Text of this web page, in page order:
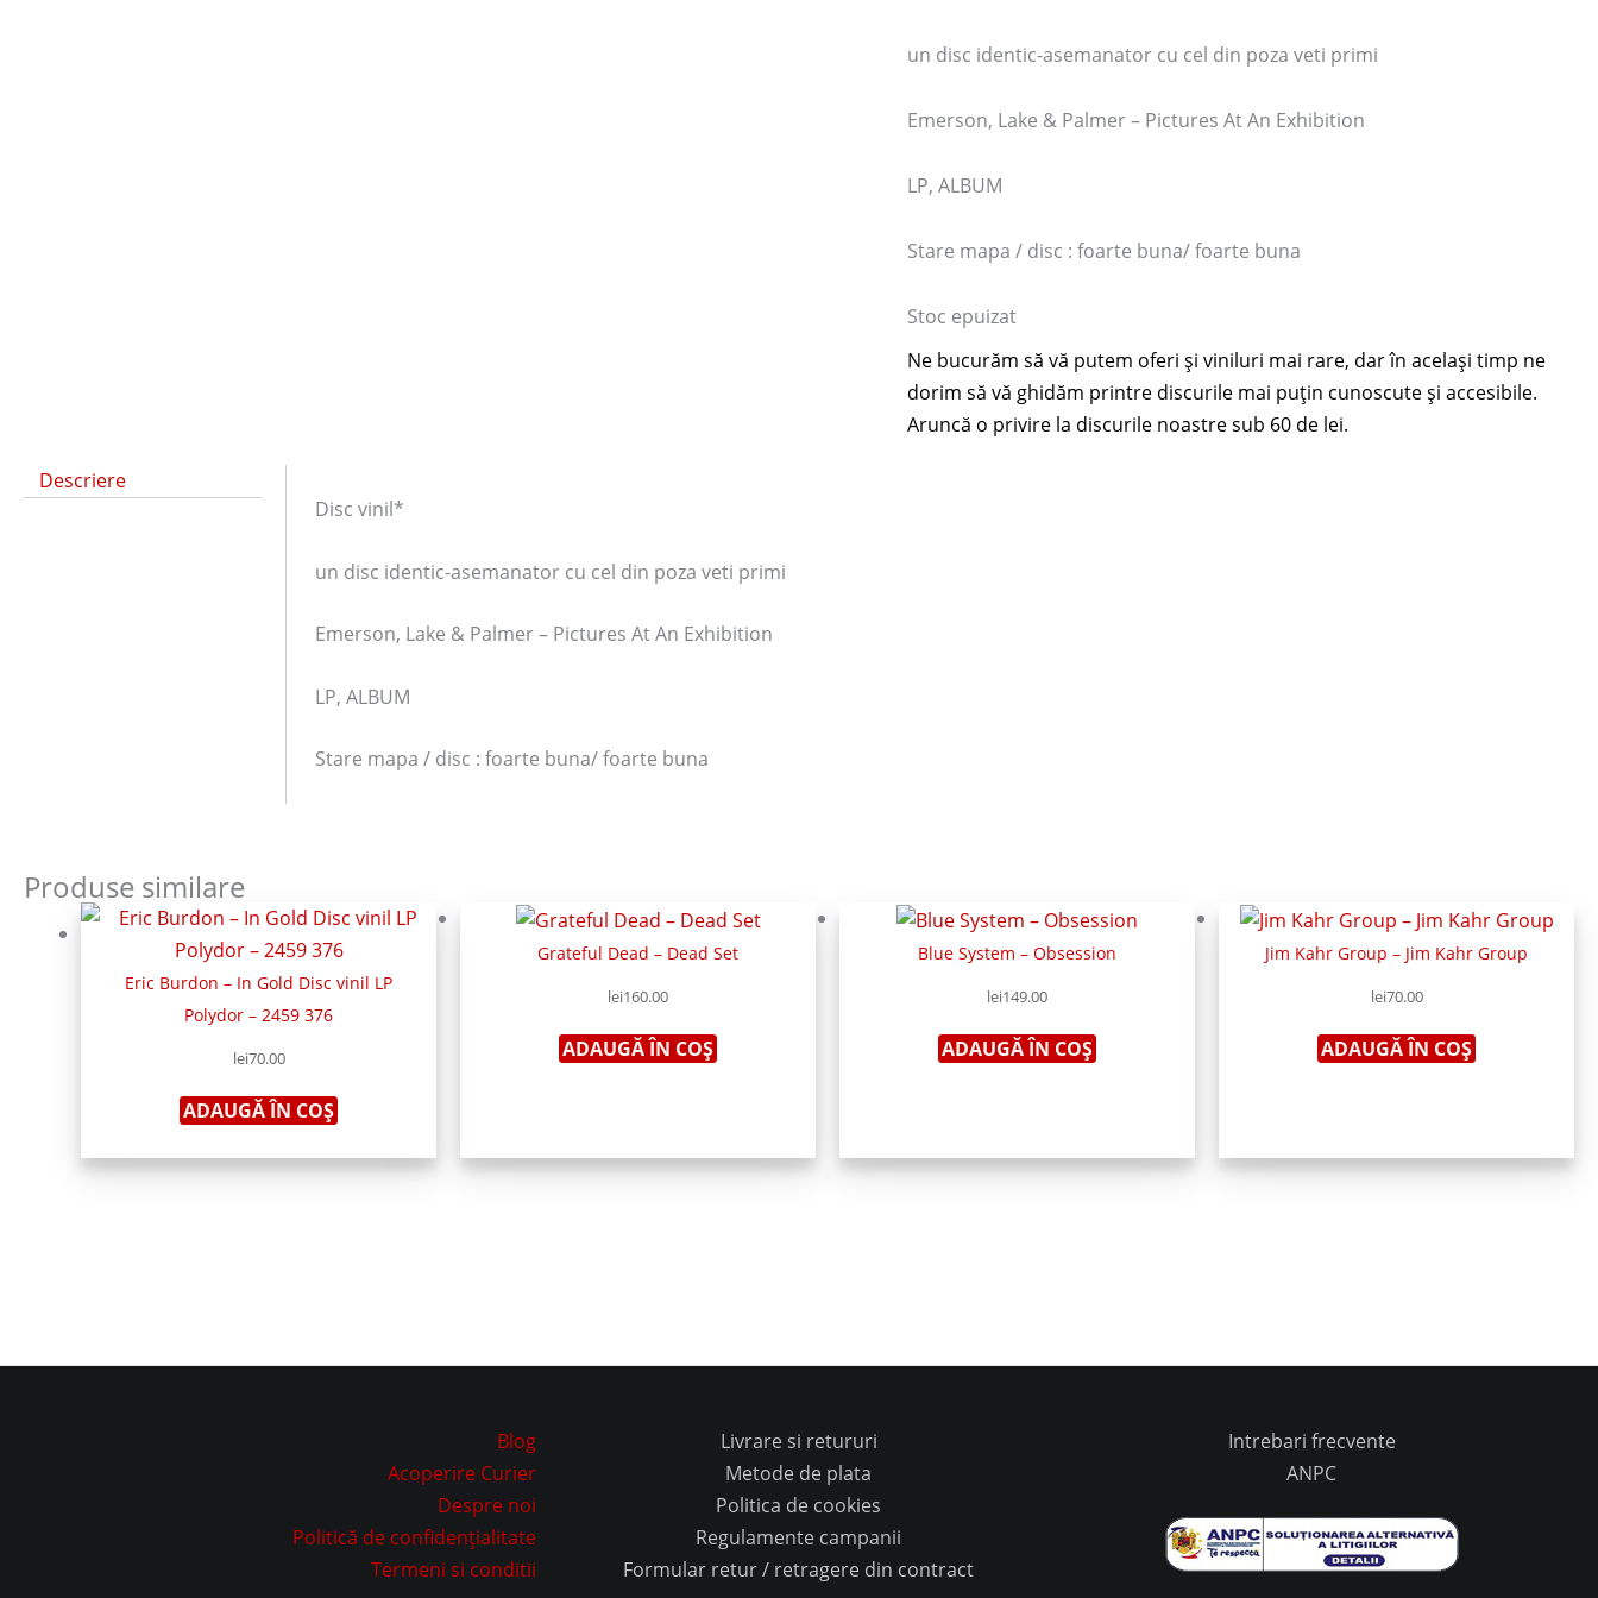
un disc identic-asemanator cu cel din poza veti primi
Emerson, Lake & Palmer – Pictures At An Exhibition
LP, ALBUM
Stare mapa / disc : foarte buna/ foarte buna
Stoc epuizat
Descriere
Disc vinil*
un disc identic-asemanator cu cel din poza veti primi
Emerson, Lake & Palmer – Pictures At An Exhibition
LP, ALBUM
Stare mapa / disc : foarte buna/ foarte buna
Produse similare
Eric Burdon – In Gold Disc vinil LP
Polydor ‎– 2459 376
lei70.00
ADAUGĂ ÎN COȘ
Grateful Dead – Dead Set
lei160.00
ADAUGĂ ÎN COȘ
Blue System – Obsession
lei149.00
ADAUGĂ ÎN COȘ
Jim Kahr Group – Jim Kahr Group
lei70.00
ADAUGĂ ÎN COȘ
Blog
Acoperire Curier
Despre noi
Politică de confidențialitate
Termeni si conditii
Livrare si retururi
Metode de plata
Politica de cookies
Regulamente campanii
Formular retur / retragere din contract
Intrebari frecvente
ANPC